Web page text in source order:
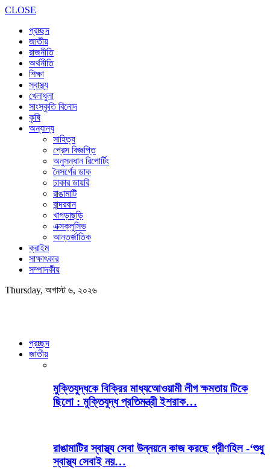
CLOSE
প্রচ্ছদ
জাতীয়
রাজনীতি
অর্থনীতি
শিক্ষা
স্বাস্থ্য
খেলাধুলা
সাংস্কৃতি বিনোদ
কৃষি
অন্যান্য
সাহিত্য
প্রেস বিজ্ঞপ্তি
অনুসন্ধান রিপোর্টিং
নৈসর্গের ডাক
ঢাকার ডায়রি
রাঙামাটি
বান্দরবান
খাগড়াছড়ি
এক্সক্লুসিভ
আন্তর্জাতিক
ক্রাইম
সাক্ষাৎকার
সম্পাদকীয়
Thursday, অগাস্ট ৬, ২০২৬
প্রচ্ছদ
জাতীয়
মুক্তিযুদ্ধকে বিক্রির মাধ্যআেওয়ামী লীগ ক্ষমতায় টিকে
ছিলো : মুক্তিযুদ্ধ প্রতিমন্ত্রী ইশরাক…
রাঙামাটির স্বাস্থ্য সেবা উন্নয়নে কাজ করছে গ্রীণহিল -‘শুধু
স্বাস্থ্য সেবাই নয়…